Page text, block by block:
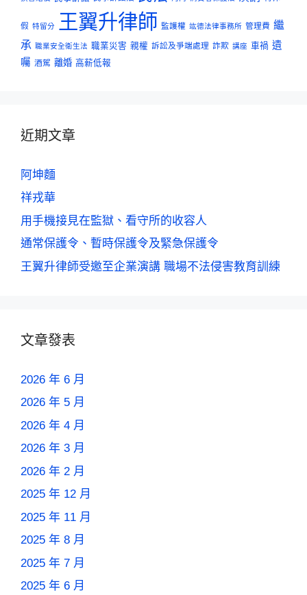
假 特留分 王翼升律師 監護權 竑德法律事務所 管理費 繼
承 職業安全衛生法 職業災害 親權 訴訟及爭端處理 詐欺 講座 車禍 遺
囑 酒駕 離婚 高薪低報
近期文章
阿坤麵
祥戎華
用手機接見在監獄、看守所的收容人
通常保護令、暫時保護令及緊急保護令
王翼升律師受邀至企業演講 職場不法侵害教育訓練
文章發表
2026 年 6 月
2026 年 5 月
2026 年 4 月
2026 年 3 月
2026 年 2 月
2025 年 12 月
2025 年 11 月
2025 年 8 月
2025 年 7 月
2025 年 6 月